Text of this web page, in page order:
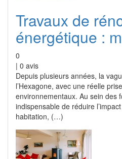
Travaux de
énergétique :
0
| 0 avis
Depuis plusieurs années, la
l’Hexagone, avec une réelle
environnementaux. Au sein des
indispensable de réduire
habitation, (…)